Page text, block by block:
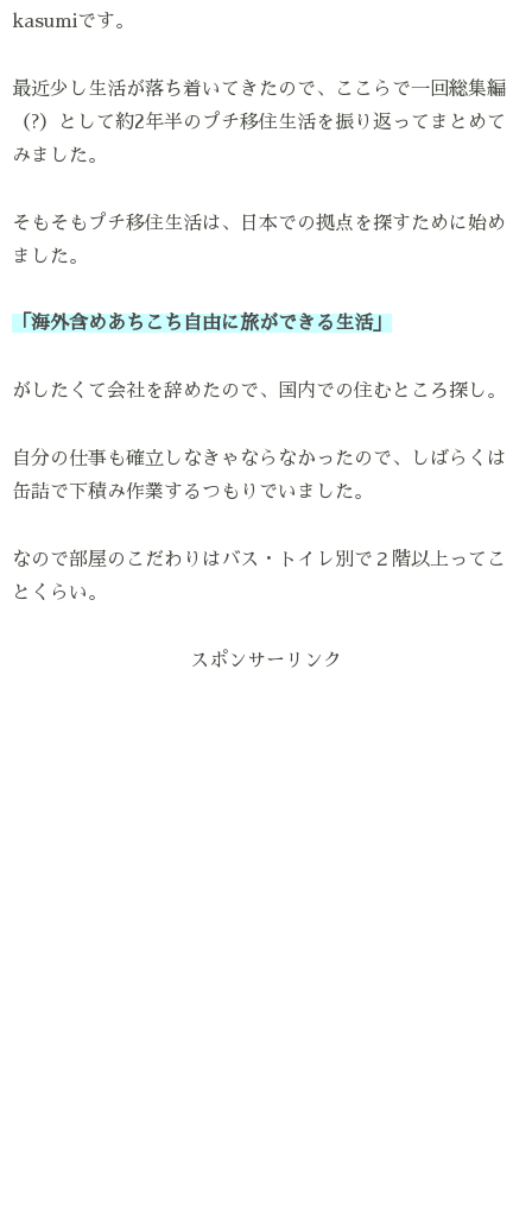
kasumiです。
最近少し生活が落ち着いてきたので、ここらで一回総集編
（?）として約2年半のプチ移住生活を振り返ってまとめて
みました。
そもそもプチ移住生活は、日本での拠点を探すために始め
ました。
「海外含めあちこち自由に旅ができる生活」
がしたくて会社を辞めたので、国内での住むところ探し。
自分の仕事も確立しなきゃならなかったので、しばらくは
缶詰で下積み作業するつもりでいました。
なので部屋のこだわりはバス・トイレ別で２階以上ってこ
とくらい。
スポンサーリンク